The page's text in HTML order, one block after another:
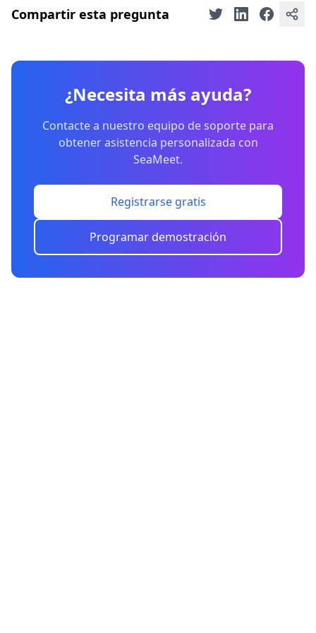
Compartir esta pregunta
¿Necesita más ayuda?
Contacte a nuestro equipo de soporte para
obtener asistencia personalizada con
SeaMeet.
Registrarse gratis
Programar demostración